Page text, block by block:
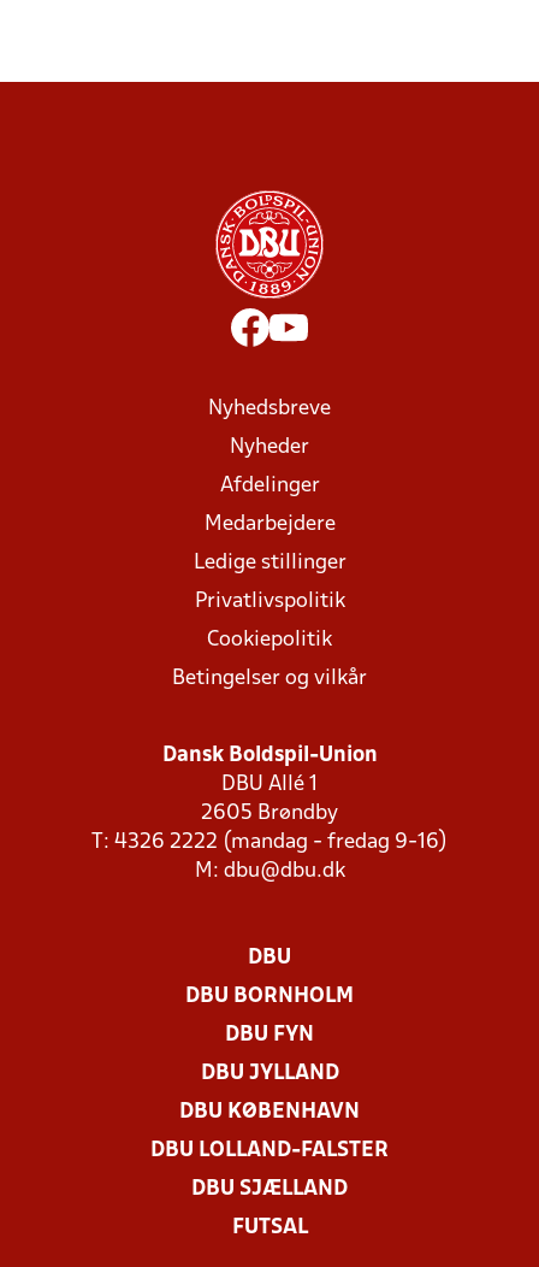
Nyhedsbreve
Nyheder
Afdelinger
Medarbejdere
Ledige stillinger
Privatlivspolitik
Cookiepolitik
Betingelser og vilkår
Dansk Boldspil-Union
DBU Allé 1
2605 Brøndby
T: 4326 2222 (mandag - fredag 9-16)
M: dbu@dbu.dk
DBU
DBU BORNHOLM
DBU FYN
DBU JYLLAND
DBU KØBENHAVN
DBU LOLLAND-FALSTER
DBU SJÆLLAND
FUTSAL